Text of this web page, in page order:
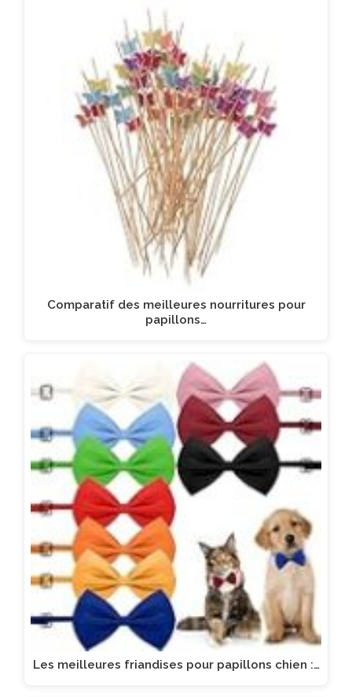
Comparatif des meilleures nourritures pour
papillons…
Les meilleures friandises pour papillons chien :…